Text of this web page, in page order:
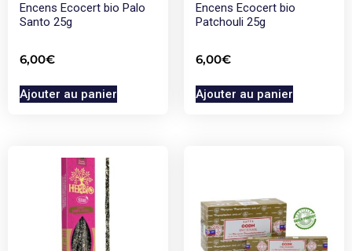
Encens Ecocert bio Palo
Santo 25g
6,00€
Ajouter au panier
Encens Ecocert bio
Patchouli 25g
6,00€
Ajouter au panier